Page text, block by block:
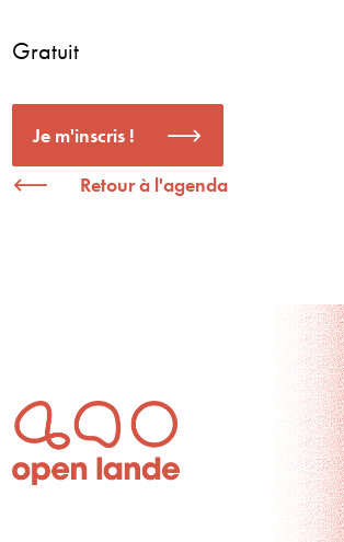
Gratuit
Je m'inscris !
Retour à l'agenda